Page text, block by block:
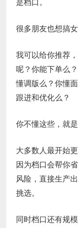
是档口。
很多朋友也想搞
我可以给你推荐
呢？你能下单么
懂调版么？你懂
跟进和优化么？
你不懂这些，就
大多数人最开始
因为档口会帮你
风险，直接生产
挑选。
同时档口还有规